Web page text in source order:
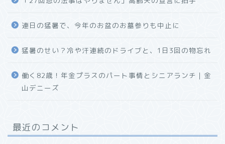
連日の猛暑で、今年のお盆のお墓参りも中止に
猛暑のせい？冷や汗連続のドライブと、1日3回の物忘れ
働く82歳！年金プラスのパート事情とシニアランチ｜金
山デニーズ
最近のコメント